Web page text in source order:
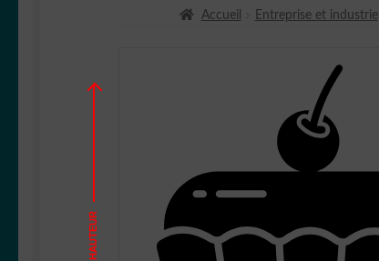
Accueil Entreprise et industrie
HAUTEUR